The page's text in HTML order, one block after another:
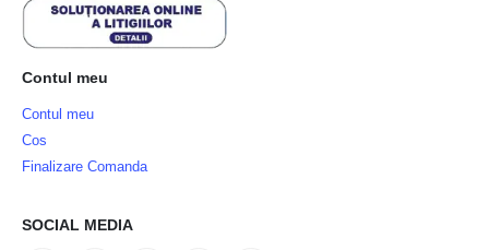
Contul meu
Contul meu
Cos
Finalizare Comanda
SOCIAL MEDIA